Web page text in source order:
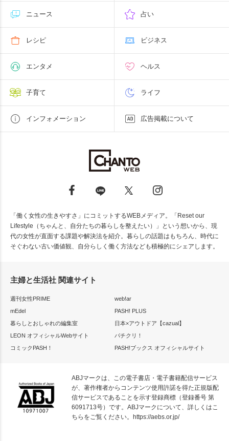
ニュース 占い
レシピ ビジネス
エンタメ ヘルス
子育て ライフ
インフォメーション 広告掲載について
「働く女性の生きやすさ」にコミットするWEBメディア。「Reset our
Lifestyle（ちゃんと、自分たちの暮らしを整えたい）」という想いから、現
代の女性が直面する課題や解決法を紹介。暮らしの話題はもちろん、時代に
そぐわない古い価値観、自分らしく働く方法なども積極的にシェアします。
主婦と生活社 関連サイト
週刊女性PRIME
web!ar
mEdel
PASH! PLUS
暮らしとおしゃれの編集室
日本×アウトドア【cazual】
LEON オフィシャルWebサイト
パチクリ！
コミックPASH！
PASH!ブックス オフィシャルサイト
ABJマークは、この電子書店・電子書籍配信サービス
が、著作権者からコンテンツ使用許諾を得た正規版配
信サービスであることを示す登録商標（登録番号 第
6091713号）です。ABJマークについて、詳しくはこ
ちらをご覧ください。
https://aebs.or.jp/